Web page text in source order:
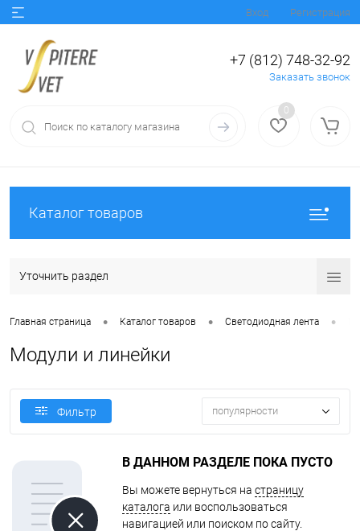
Вход Регистрация
+7 (812) 748-32-92
Заказать звонок
0
Каталог товаров
Уточнить раздел
Главная страница • Каталог товаров • Светодиодная лента •
Модули и линейки
Фильтр популярности
В ДАННОМ РАЗДЕЛЕ ПОКА ПУСТО
Вы можете вернуться на страницу
каталога или воспользоваться
навигацией или поиском по сайту.